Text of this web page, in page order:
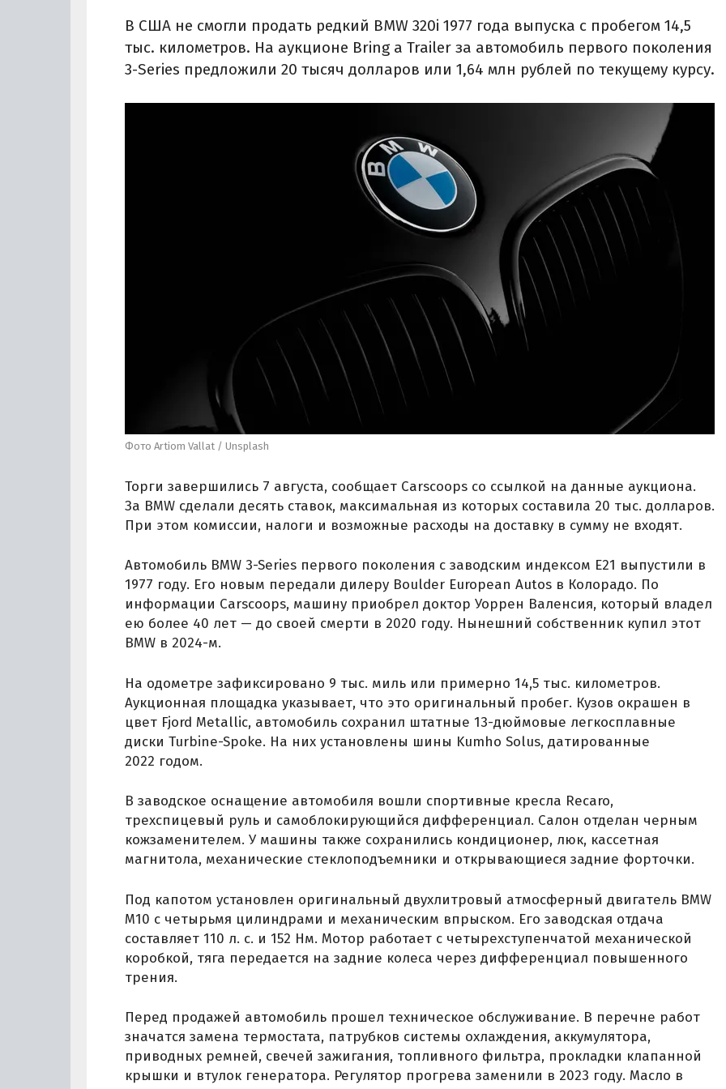
В США не смогли продать редкий BMW 320i 1977 года выпуска с пробегом 14,5
тыс. километров. На аукционе Bring a Trailer за автомобиль первого поколения
3-Series предложили 20 тысяч долларов или 1,64 млн рублей по текущему курсу.
Фото Artiom Vallat / Unsplash
Торги завершились 7 августа, сообщает Carscoops со ссылкой на данные аукциона.
За BMW сделали десять ставок, максимальная из которых составила 20 тыс. долларов.
При этом комиссии, налоги и возможные расходы на доставку в сумму не входят.
Автомобиль BMW 3-Series первого поколения с заводским индексом E21 выпустили в
1977 году. Его новым передали дилеру Boulder European Autos в Колорадо. По
информации Carscoops, машину приобрел доктор Уоррен Валенсия, который владел
ею более 40 лет — до своей смерти в 2020 году. Нынешний собственник купил этот
BMW в 2024-м.
На одометре зафиксировано 9 тыс. миль или примерно 14,5 тыс. километров.
Аукционная площадка указывает, что это оригинальный пробег. Кузов окрашен в
цвет Fjord Metallic, автомобиль сохранил штатные 13-дюймовые легкосплавные
диски Turbine-Spoke. На них установлены шины Kumho Solus, датированные
2022 годом.
В заводское оснащение автомобиля вошли спортивные кресла Recaro,
трехспицевый руль и самоблокирующийся дифференциал. Салон отделан черным
кожзаменителем. У машины также сохранились кондиционер, люк, кассетная
магнитола, механические стеклоподъемники и открывающиеся задние форточки.
Под капотом установлен оригинальный двухлитровый атмосферный двигатель BMW
M10 с четырьмя цилиндрами и механическим впрыском. Его заводская отдача
составляет 110 л. с. и 152 Нм. Мотор работает с четырехступенчатой механической
коробкой, тяга передается на задние колеса через дифференциал повышенного
трения.
Перед продажей автомобиль прошел техническое обслуживание. В перечне работ
значатся замена термостата, патрубков системы охлаждения, аккумулятора,
приводных ремней, свечей зажигания, топливного фильтра, прокладки клапанной
крышки и втулок генератора. Регулятор прогрева заменили в 2023 году. Масло в